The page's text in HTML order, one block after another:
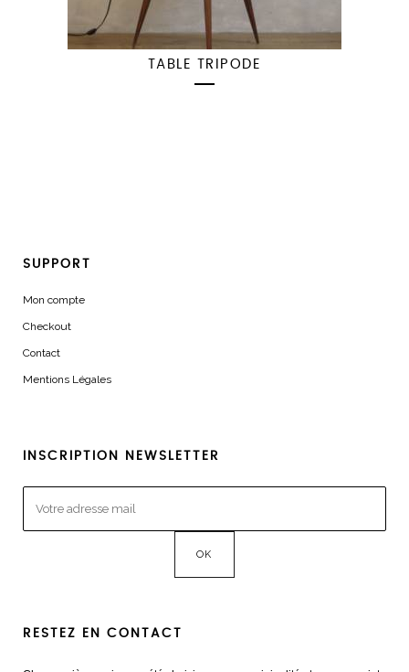
TABLE TRIPODE
SUPPORT
Mon compte
Checkout
Contact
Mentions Légales
INSCRIPTION NEWSLETTER
RESTEZ EN CONTACT